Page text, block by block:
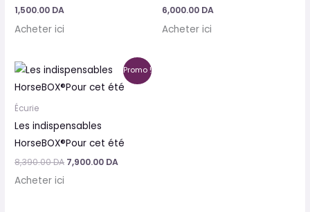
1,500.00 DA
Acheter ici
6,000.00 DA
Acheter ici
Promo !
Écurie
Les indispensables
HorseBOX®Pour cet été
8,390.00DA
Le
prix
initial
7,900.00 DA
Le
prix
actuel
Acheter ici